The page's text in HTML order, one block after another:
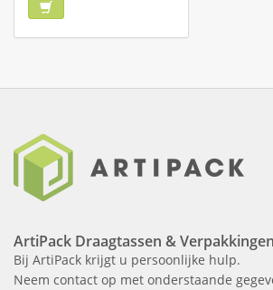
ArtiPack Draagtassen & Verpakkingen
Bij ArtiPack krijgt u persoonlijke hulp.
Neem contact op met onderstaande